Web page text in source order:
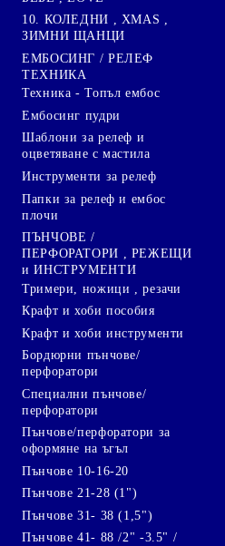
10. КОЛЕДНИ , XMAS ,
ЗИМНИ ЩАНЦИ
ЕМБОСИНГ / РЕЛЕФ
ТЕХНИКА
Техника - Топъл ембос
Ембосинг пудри
Шаблони за релеф и
оцветяване с мастила
Инструменти за релеф
Папки за релеф и ембос
плочи
ПЪНЧОВЕ /
ПЕРФОРАТОРИ , РЕЖЕЩИ
и ИНСТРУМЕНТИ
Тримери, ножици , резачи
Крафт и хоби пособия
Крафт и хоби инструменти
Бордюрни пънчове/
перфоратори
Специални пънчове/
перфоратори
Пънчове/перфоратори за
оформяне на ъгъл
Пънчове 10-16-20
Пънчове 21-28 (1")
Пънчове 31- 38 (1,5")
Пънчове 41- 88 /2" -3.5" /